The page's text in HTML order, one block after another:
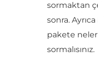
sormaktan
sonra.
pakete
sormalısınız.